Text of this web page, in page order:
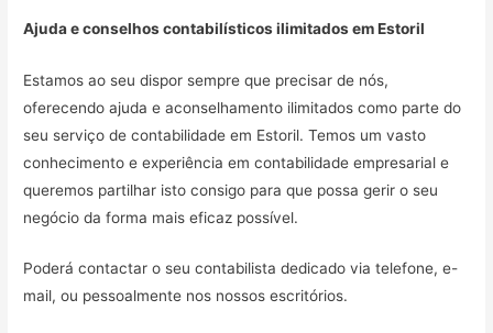
Ajuda e conselhos contabilísticos ilimitados emEstoril
Estamos ao seu dispor sempre que precisar de nós,
oferecendo ajuda e aconselhamento ilimitados como parte do
seu serviço de contabilidade em Estoril. Temos um vasto
conhecimento e experiência em contabilidade empresarial e
queremos partilhar isto consigo para que possa gerir o seu
negócio da forma mais eficaz possível.
Poderá contactar o seu contabilista dedicado via telefone, e-
mail, ou pessoalmente nos nossos escritórios.